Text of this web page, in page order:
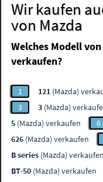
Wir kaufen
von Mazda
Welches Modell
verkaufen?
1 121 (Mazda)
3
3 (Mazda)
5 (Mazda) verkaufen 6
626 (Mazda) verkaufen
B series (Mazda) verkaufen
BT-50 (Mazda) verkaufen